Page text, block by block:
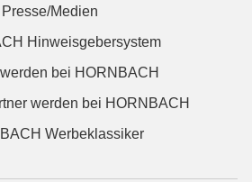
Presse/Medien
Hinweisgebersystem
bei HORNBACH
werden bei HORNBACH
Werbeklassiker